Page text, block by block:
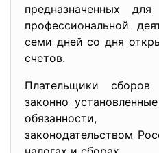
предназначенных
профессиональной
семи дней со дня
счетов.
Плательщики сборов
законно
обязанности,
законодательством